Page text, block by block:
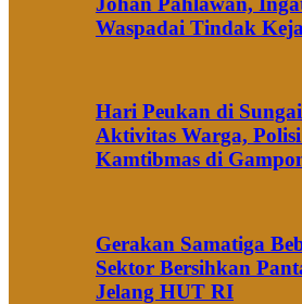
Waspadai Tindak
Hari Peukan di
Aktivitas Warga,
Kamtibmas di
Gerakan Samatiga
Sektor Bersihkan
Jelang HUT RI